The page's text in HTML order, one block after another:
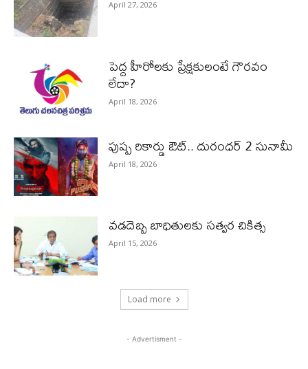
April 27, 2026
పెద్ద హీరోల‌కు ప్రేక్ష‌కులంటే గౌర‌వం
లేదా?
April 18, 2026
పుష్ప రికార్డు ఔట్‌.. దురంధ‌ర్ 2 సునామీ
April 18, 2026
వడదెబ్బ బాధితులకు సత్వర చికిత్స
April 15, 2026
Load more
- Advertisment -